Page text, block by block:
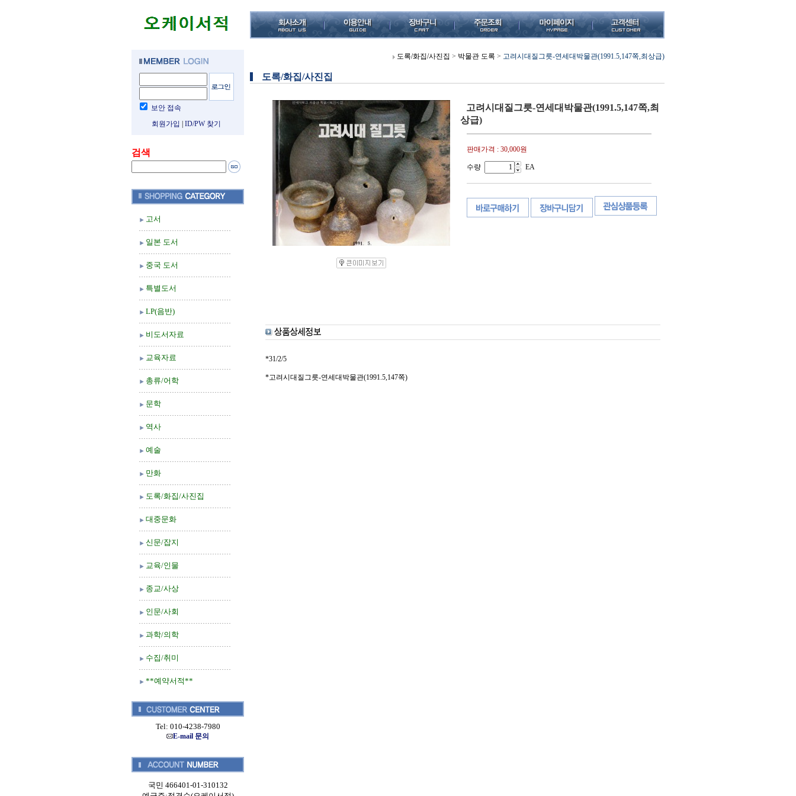
보안 접속
회원가입
ID/PW 찾기
검색
고서
일본 도서
중국 도서
특별도서
LP(음반)
비도서자료
교육자료
총류/어학
문학
역사
예술
만화
도록/화집/사진집
대중문화
신문/잡지
교육/인물
종교/사상
인문/사회
과학/의학
수집/취미
**예약서적**
Tel: 010-4238-7980
E-mail 문의
국민 466401-01-310132
도록/화집/사진집 > 박물관 도록 > 고려시대질그릇-연세대박물관(1991.5,147쪽,최상급)
도록/화집/사진집
고려시대질그릇-연세대박물관(1991.5,147쪽,최
상급)
판매가격 : 30,000원
수량 EA
*31/2/5
*고려시대질그릇-연세대박물관(1991.5,147쪽)